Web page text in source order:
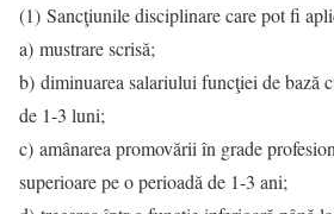
(1) Sancţiunile disciplinare care pot fi
a) mustrare scrisă;
b) diminuarea salariului funcţiei de bază
de 1-3 luni;
c) amânarea promovării în grade
superioare pe o perioadă de 1-3 ani;